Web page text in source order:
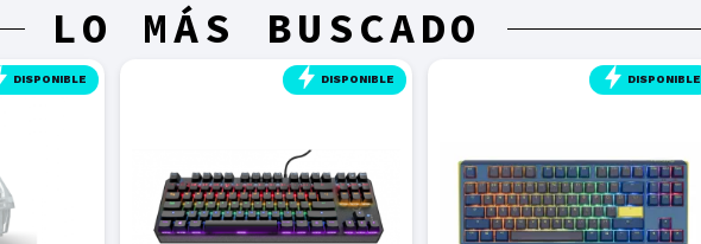
LO MÁS BUSCADO
DISPONIBLE DISPONIBLE DISPONIBLE